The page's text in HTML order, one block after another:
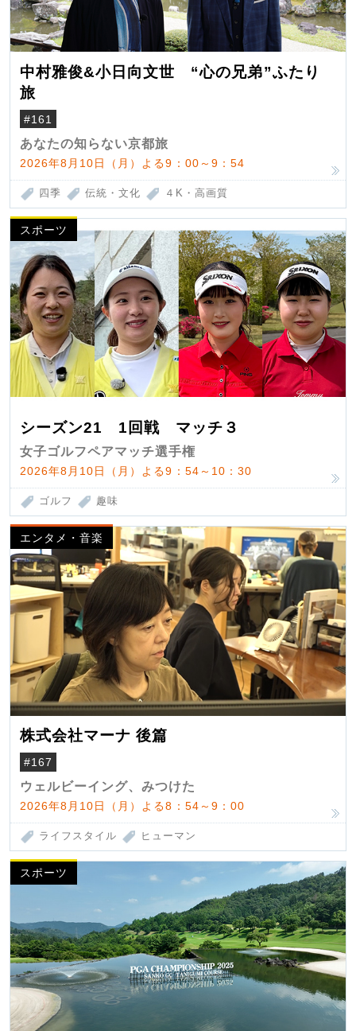
中村雅俊&小日向文世 “心の兄弟”ふたり
旅
#161
あなたの知らない京都旅
2026年8月10日（月）よる9：00～9：54
四季 伝統・文化 ４K・高画質
スポーツ
シーズン21 1回戦 マッチ３
女子ゴルフペアマッチ選手権
2026年8月10日（月）よる9：54～10：30
ゴルフ 趣味
エンタメ・音楽
株式会社マーナ 後篇
#167
ウェルビーイング、みつけた
2026年8月10日（月）よる8：54～9：00
ライフスタイル ヒューマン
スポーツ